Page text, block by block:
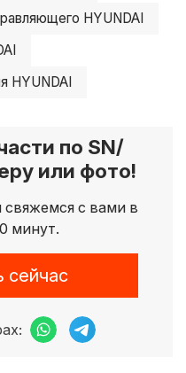
HYUNDAI
HYUNDAI
по SN/
или фото!
с вами в
минут.
сейчас